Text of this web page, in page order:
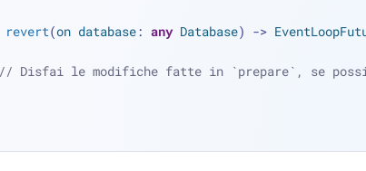
revert(on database: any Database) ->
// Disfai le modifiche fatte in `prepare`, se